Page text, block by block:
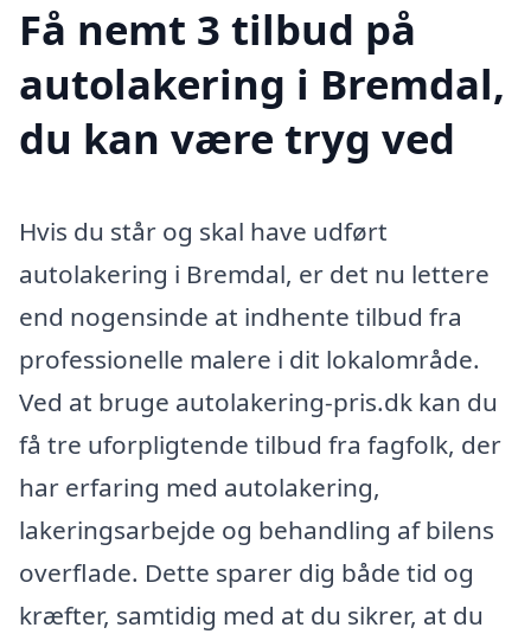
Få nemt 3 tilbud på
autolakering i Bremdal,
du kan være tryg ved
Hvis du står og skal have udført
autolakering i Bremdal, er det nu lettere
end nogensinde at indhente tilbud fra
professionelle malere i dit lokalområde.
Ved at bruge autolakering-pris.dk kan du
få tre uforpligtende tilbud fra fagfolk, der
har erfaring med autolakering,
lakeringsarbejde og behandling af bilens
overflade. Dette sparer dig både tid og
kræfter, samtidig med at du sikrer, at du